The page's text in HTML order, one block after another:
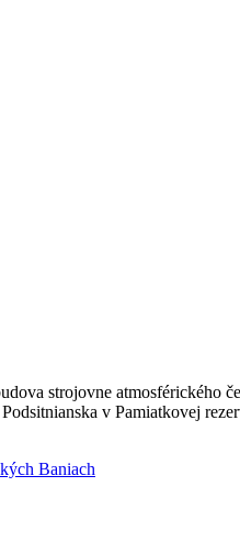
strojovne
v Pamiatkovej
Baniach